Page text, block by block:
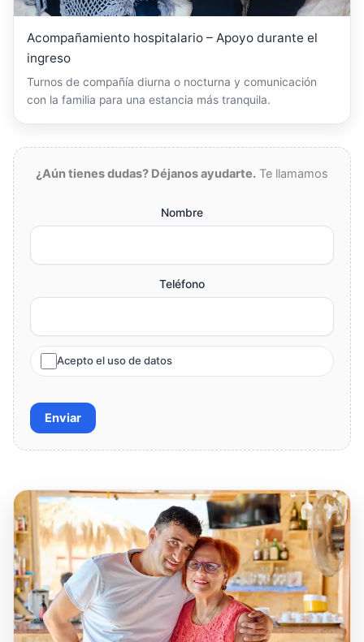
Acompañamiento hospitalario – Apoyo durante el
ingreso
Turnos de compañía diurna o nocturna y comunicación
con la familia para una estancia más tranquila.
¿Aún tienes dudas? Déjanos ayudarte. Te llamamos
Nombre
Teléfono
Acepto el uso de datos
Enviar